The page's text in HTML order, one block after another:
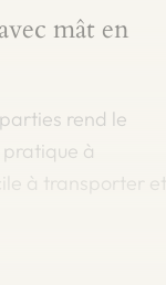
mât en
rend le
à
à transporter et